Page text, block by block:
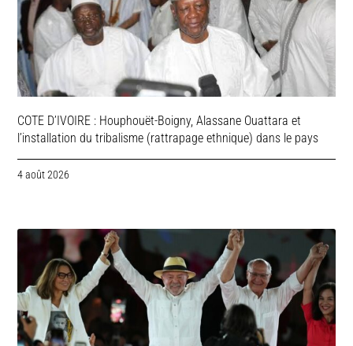
COTE D’IVOIRE : Houphouët-Boigny, Alassane Ouattara et
l’installation du tribalisme (rattrapage ethnique) dans le pays
4 août 2026